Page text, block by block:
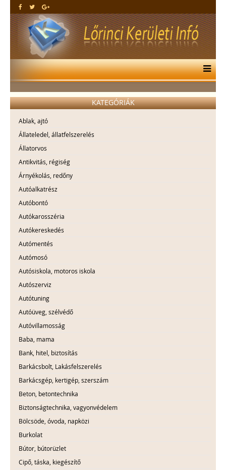
KATEGÓRIÁK
Ablak, ajtó
Állateledel, állatfelszerelés
Állatorvos
Antikvitás, régiség
Árnyékolás, redőny
Autóalkatrész
Autóbontó
Autókarosszéria
Autókereskedés
Autómentés
Autómosó
Autósiskola, motoros iskola
Autószerviz
Autótuning
Autóüveg, szélvédő
Autóvillamosság
Baba, mama
Bank, hitel, biztosítás
Barkácsbolt, Lakásfelszerelés
Barkácsgép, kertigép, szerszám
Beton, betontechnika
Biztonságtechnika, vagyonvédelem
Bölcsöde, óvoda, napközi
Burkolat
Bútor, bútorüzlet
Cipő, táska, kiegészítő